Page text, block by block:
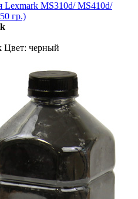
MS310d/ MS410d/
гр.)
Цвет: черный